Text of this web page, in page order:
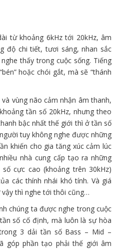
từ khoảng 6kHztới 20kHz, âm
độ chi tiết, tươi sáng,nhan sắc
thấy trong cuộc sống. Tiếng
hoặc chói gắt, mà sẽ “thánh
vùng não cảm nhận âm thanh,
khoảng tần số 20kHz, nhưng theo
bậc nhấtthế giới thì ở tần số
tuy khôngnghe đượcnhững
khiến cho giatăng xúc cảmlúc
nhiều nhà cung cấp tạo ranhững
cực cao (khoảng trên 30kHz)
cácthínhnhái khó tính. Và giá
vậy thì nghetới thôi cũng…
chúng ta được nghe trong cuộc
tần số cố định, mà luôn là sự hòa
3 dải tần số Bass – Mid –
góp phần tạo phải thế giới âm